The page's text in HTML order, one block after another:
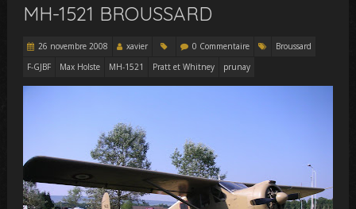
MH-1521 BROUSSARD
26 novembre 2008 xavier 0 Commentaire
Broussard
F-GJBF
Max Holste MH-1521 Pratt et Whitney prunay